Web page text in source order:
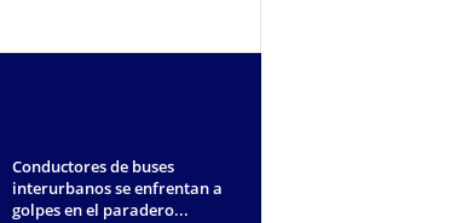
Conductores de buses
interurbanos se enfrentan a
golpes en el paradero...